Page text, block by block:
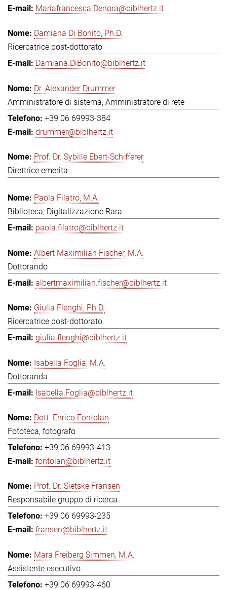
Mariafrancesca.Denora@biblhertz.it
Damiana Di Bonito, Ph.D.
Ricercatrice post-dottorato
Damiana.DiBonito@biblhertz.it
Dr. Alexander Drummer
Amministratore di sistema, Amministratore di rete
+39 06 69993-384
drummer@biblhertz.it
Prof. Dr. Sybille Ebert-Schifferer
Direttrice emerita
Paola Filatro, M.A.
Biblioteca, Digitalizzazione Rara
paola.filatro@biblhertz.it
Albert Maximilian Fischer, M.A.
Dottorando
albertmaximilian.fischer@biblhertz.it
Giulia Flenghi, Ph.D.
Ricercatrice post-dottorato
giulia.flenghi@biblhertz.it
Isabella Foglia, M.A.
Dottoranda
Isabella.Foglia@biblhertz.it
Dott. Enrico Fontolan
Fototeca, fotografo
+39 06 69993-413
fontolan@biblhertz.it
Prof. Dr. Sietske Fransen
Responsabile gruppo di ricerca
+39 06 69993-235
fransen@biblhertz.it
Mara Freiberg Simmen, M.A.
Assistente esecutivo
+39 06 69993-460